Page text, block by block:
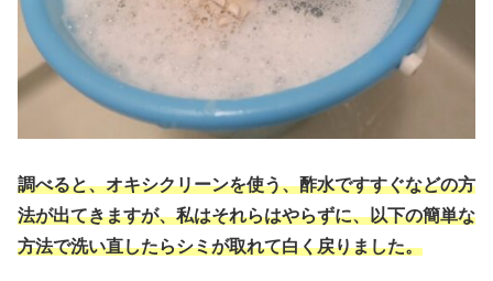
調べると、オキシクリーンを使う、酢水ですすぐなどの方
法が出てきますが、私はそれらはやらずに、以下の簡単な
方法で洗い直したらシミが取れて白く戻りました。